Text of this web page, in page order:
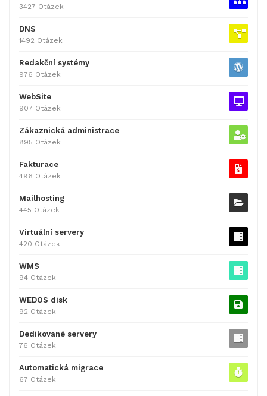
3427 Otázek
DNS
1492 Otázek
Redakční systémy
976 Otázek
WebSite
907 Otázek
Zákaznická administrace
895 Otázek
Fakturace
496 Otázek
Mailhosting
445 Otázek
Virtuální servery
420 Otázek
WMS
94 Otázek
WEDOS disk
92 Otázek
Dedikované servery
76 Otázek
Automatická migrace
67 Otázek